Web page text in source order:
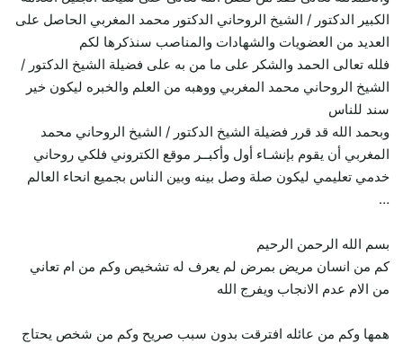
الكبير الدكتور / الشيخ الروحاني الدكتور محمد المغربي الحاصل على
العديد من العضويات والشهادات والمناصب سنذكرها لكم
فلله تعالى الحمد والشكر على ما من به على فضيلة الشيخ الدكتور /
الشيخ الروحاني محمد المغربي ووهبه من العلم والخبره ليكون خير
سند للناس
وبحمد الله قد قرر فضيلة الشيخ الدكتور / الشيخ الروحاني محمد
المغربي أن يقوم بإنشـاء أول وأكبــر موقع الكتروني فلكي روحاني
خدمي تعليمي ليكون صلة وصل بينه وبين الناس بجميع انحاء العالم
…
بسم الله الرحمن الرحيم
كم من انسان مريض بمرض لم يعرف له تشخيص وكم من ام تعاني
من الام عدم الانجاب ويفرج الله
همها وكم من عائله افترقت بدون سبب صريح وكم من شخص يحتاج